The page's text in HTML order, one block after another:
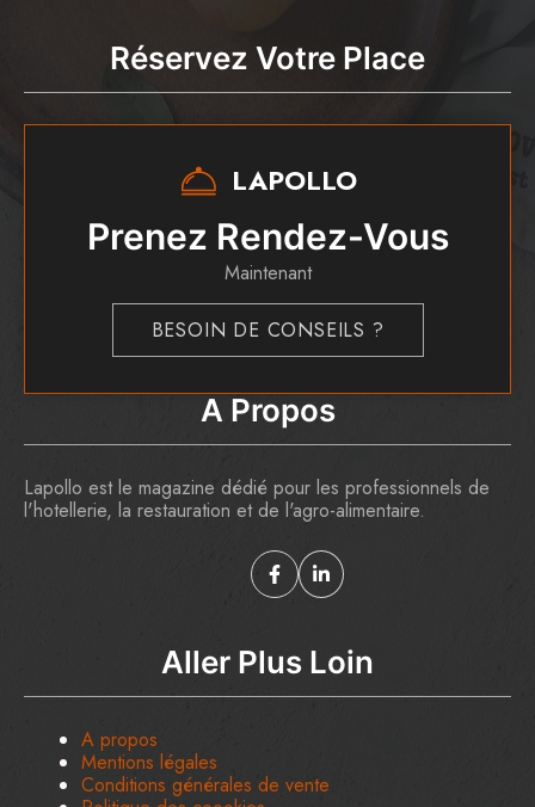
A Propos
Lapollo est le magazine dédié pour les professionnels de
l'hotellerie, la restauration et de l'agro-alimentaire.
Réservez Votre Place
LAPOLLO
Prenez Rendez-Vous
Maintenant
BESOIN DE CONSEILS ?
Aller Plus Loin
A propos
Mentions légales
Conditions générales de vente